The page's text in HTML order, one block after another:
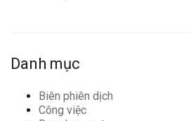
Danh mục
Biên phiên dịch
Công việc